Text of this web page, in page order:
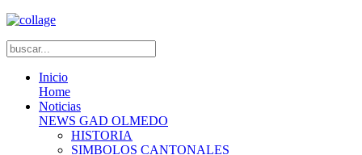
Inicio
Home
Noticias
NEWS GAD OLMEDO
HISTORIA
SIMBOLOS CANTONALES